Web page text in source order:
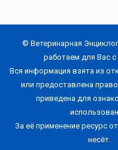
© Ветеринарная
работаем для Вас с
Вся информация взята из
или предоставлена
приведена для
За её применение ресурс
несёт.